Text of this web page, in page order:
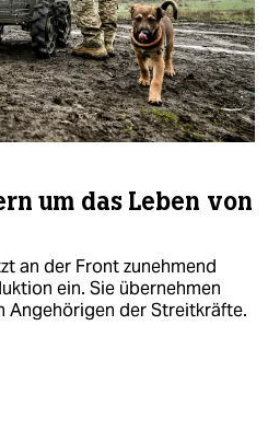
um das Leben von
an der Front zunehmend
ein. Sie übernehmen
Angehörigen der Streitkräfte.